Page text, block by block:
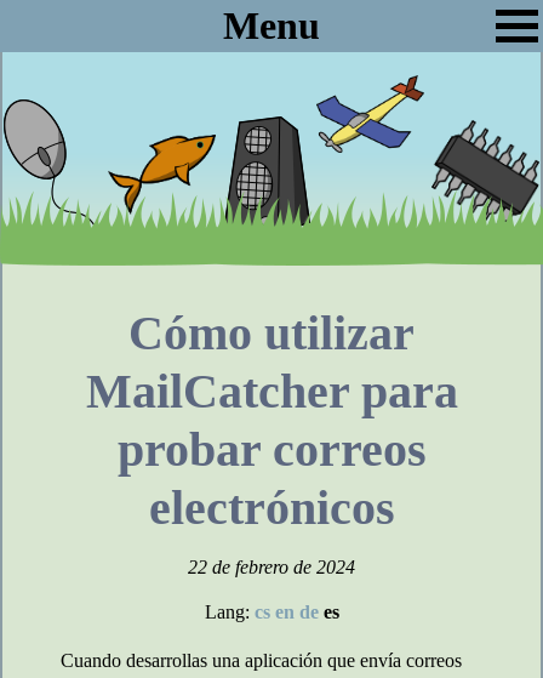
Menu
Cómo utilizar
MailCatcher para
probar correos
electrónicos
22 de febrero de 2024
Lang: cs en de es
Cuando desarrollas una aplicación que envía correos